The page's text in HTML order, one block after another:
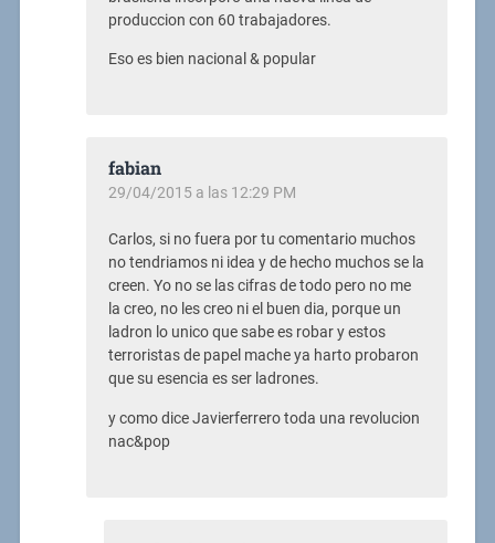
produccion con 60 trabajadores.
Eso es bien nacional & popular
fabian
29/04/2015 a las 12:29 PM
Carlos, si no fuera por tu comentario muchos
no tendriamos ni idea y de hecho muchos se la
creen. Yo no se las cifras de todo pero no me
la creo, no les creo ni el buen dia, porque un
ladron lo unico que sabe es robar y estos
terroristas de papel mache ya harto probaron
que su esencia es ser ladrones.
y como dice Javierferrero toda una revolucion
nac&pop